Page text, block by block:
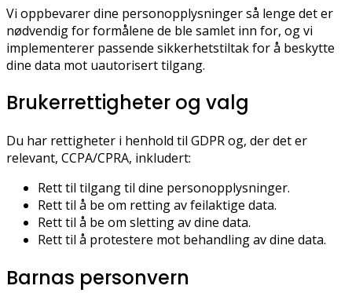
Vi oppbevarer dine personopplysninger så lenge det er
nødvendig for formålene de ble samlet inn for, og vi
implementerer passende sikkerhetstiltak for å beskytte
dine data mot uautorisert tilgang.
Brukerrettigheter og valg
Du har rettigheter i henhold til GDPR og, der det er
relevant, CCPA/CPRA, inkludert:
Rett til tilgang til dine personopplysninger.
Rett til å be om retting av feilaktige data.
Rett til å be om sletting av dine data.
Rett til å protestere mot behandling av dine data.
Barnas personvern